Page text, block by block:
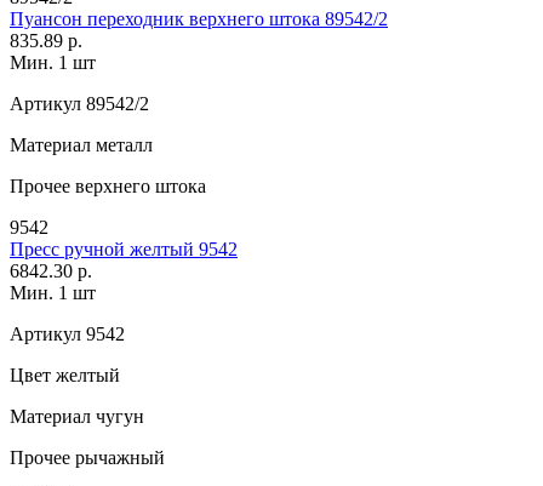
Пуансон переходник верхнего штока 89542/2
835.89 р.
Мин. 1 шт
Артикул 89542/2
Материал металл
Прочее верхнего штока
9542
Пресс ручной желтый 9542
6842.30 р.
Мин. 1 шт
Артикул 9542
Цвет желтый
Материал чугун
Прочее рычажный